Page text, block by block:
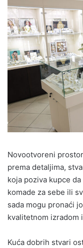
Novootvoreni
prema detaljima,
koja poziva kupce
komade za sebe ili
sada mogu pronaći
kvalitetnom izradom
Kuća dobrih stvari